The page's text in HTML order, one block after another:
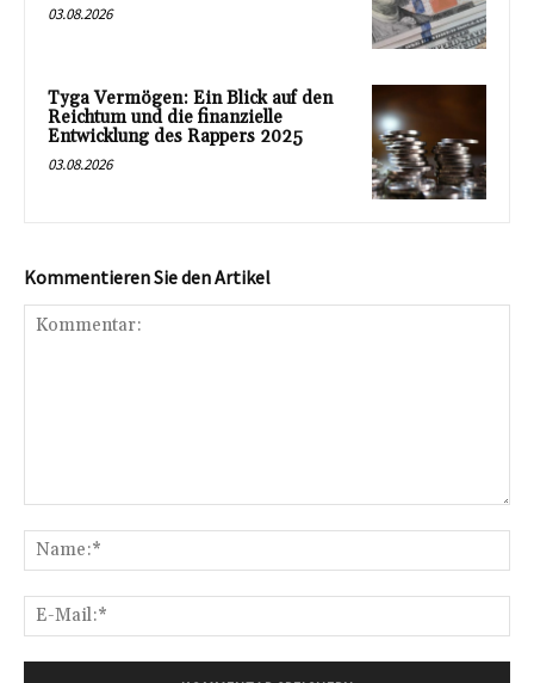
03.08.2026
Tyga Vermögen: Ein Blick auf den
Reichtum und die finanzielle
Entwicklung des Rappers 2025
03.08.2026
Kommentieren Sie den Artikel